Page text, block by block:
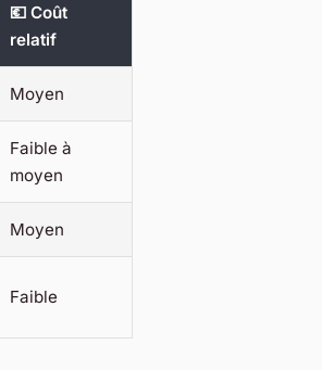
💶 Coût
relatif
Moyen
Faible à
moyen
Moyen
Faible